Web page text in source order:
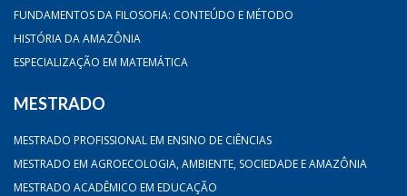
FUNDAMENTOS DA FILOSOFIA: CONTEÚDO E MÉTODO
HISTÓRIA DA AMAZÔNIA
ESPECIALIZAÇÃO EM MATEMÁTICA
MESTRADO
MESTRADO PROFISSIONAL EM ENSINO DE CIÊNCIAS
MESTRADO EM AGROECOLOGIA, AMBIENTE, SOCIEDADE E AMAZÔNIA
MESTRADO ACADÊMICO EM EDUCAÇÃO